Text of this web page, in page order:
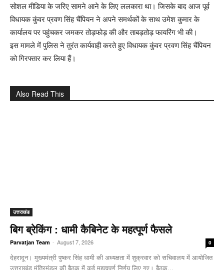
सोशल मीडिया के जरिए सामने आने के लिए ललकारा था। जिसके बाद आज पूर्व
विधायक कुंवर प्रवण सिंह चैंपियन ने अपने समर्थकों के साथ उमेश कुमार के
कार्यालय पर पहुंचकर जमकर तोड़फोड़ की और ताबड़तोड़ फायरिंग भी की।
इस मामले में पुलिस ने तुरंत कार्यवाही करते हुए विधायक कुंवर प्रवण सिंह चैंपियन
को गिरफ्तार कर लिया हैं।
Also Read This
उत्तराखंड
बिग ब्रेकिंग : धामी कैबिनेट के महत्पूर्ण फैसले
Parvatjan Team - August 7, 2026 0
देहरादून। मुख्यमंत्री पुष्कर सिंह धामी की अध्यक्षता में शुक्रवार को सचिवालय में आयोजित
उत्तराखंड मंत्रिमंडल की बैठक में कई महत्वपूर्ण निर्णय लिए गए। बैठक...